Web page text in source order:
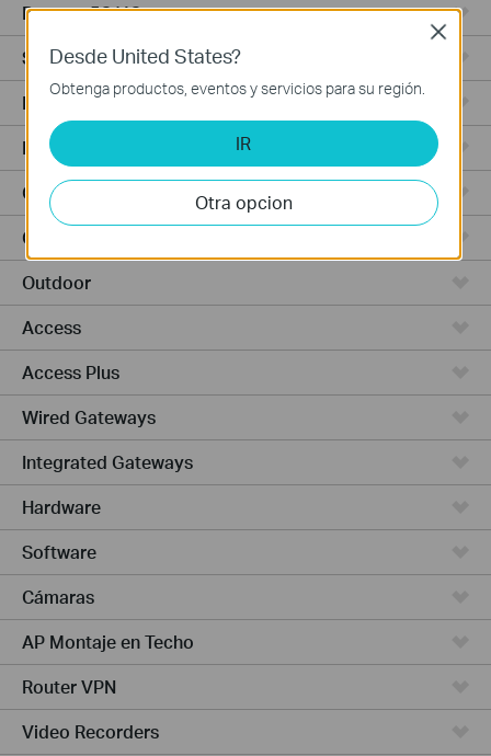
Routers 5G/4G
Switches Smart
Punto de Acceso
Routers de Alta Potencia
Cámaras y seguridad
Ceiling Mount
Outdoor
Access
Access Plus
Wired Gateways
Integrated Gateways
Hardware
Software
Cámaras
AP Montaje en Techo
Router VPN
Video Recorders
Desde United States?
Obtenga productos, eventos y servicios para su región.
IR
Otra opcion
Close